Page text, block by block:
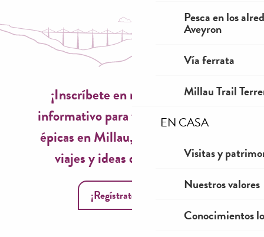
Pesca en los
Aveyron
Vía ferrata
Millau Trail
EN CASA
Visitas y
Nuestros valores
Conocimientos
¡Inscríbete en nuestro boletín
informativo para vivir experiencias
épicas en Millau, inspiraciones de
viajes y ideas de temporada!
¡Regístrate ahora!